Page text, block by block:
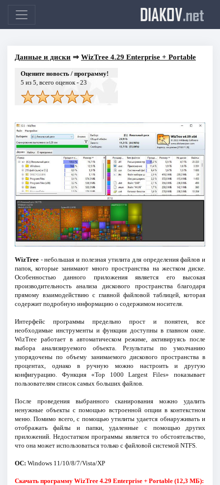
DIAKOV.net
Данные и диски⇒ WizTree 4.29 Enterprise + Portable
Оцените новость / программу!
5 из 5, всего оценок - 23
WizTree- небольшая и полезная утилита для определения файлов и
папок, которые занимают много пространства на жестком диске.
Особенностью данного приложения является его высокая
производительность анализа дискового пространства благодаря
прямому взаимодействию с главной файловой таблицей, которая
содержит подробную информацию о содержимом носителя.
Интерфейс программы предельно прост и понятен, все
необходимые инструменты и функции доступны в главном окне.
WizTree работает в автоматическом режиме, активируясь после
выбора анализируемого объекта. Результаты по умолчанию
упорядочены по объему занимаемого дискового пространства в
процентах, однако в ручную можно настроить и другую
конфигурацию. Функция «Top 1000 Largest Files» показывает
пользователям список самых больших файлов.
После проведения выбранного сканирования можно удалить
ненужные объекты с помощью встроенной опции в контекстном
меню. Помимо всего, с помощью утилиты удается обнаруживать и
отображать файлы и папки, удаленные с помощью других
приложений. Недостатком программы является то обстоятельство,
что она может использоваться только с файловой системой NTFS.
ОС: Windows 11/10/8/7/Vista/XP
Скачать программу WizTree 4.29 Enterprise + Portable (12,3 МБ):